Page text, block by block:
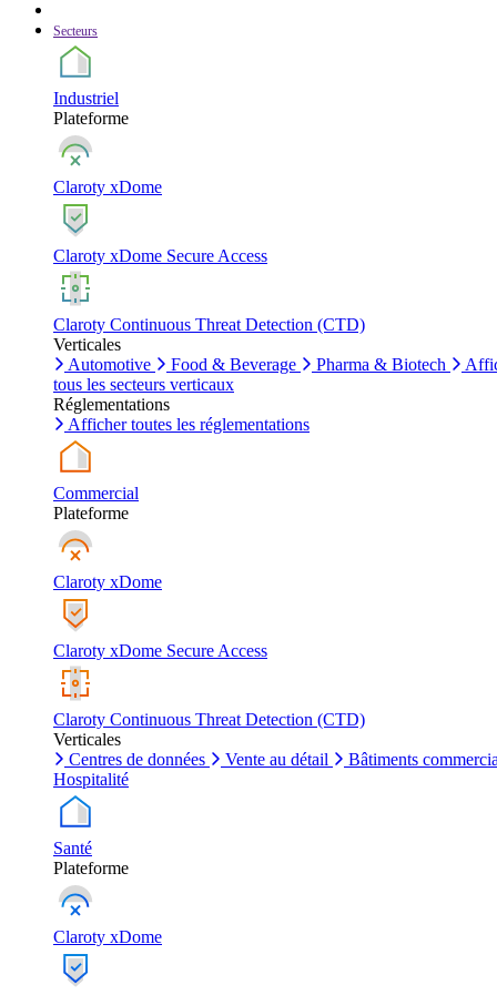
Secteurs
Industriel
Plateforme
Claroty xDome
Claroty xDome Secure Access
Claroty Continuous Threat Detection (CTD)
Verticales
Automotive
Food & Beverage Pharma & Biotech
tous les secteurs verticaux
Réglementations
Afficher toutes les réglementations
Commercial
Plateforme
Claroty xDome
Claroty xDome Secure Access
Claroty Continuous Threat Detection (CTD)
Verticales
Centres de données
Vente au détail
Bâtiments
Hospitalité
Santé
Plateforme
Claroty xDome